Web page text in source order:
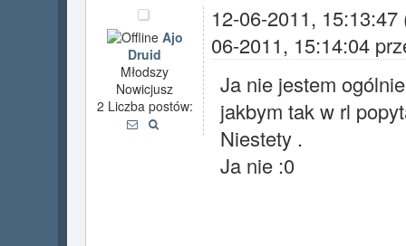
Ajo
Druid
Młodszy
Nowicjusz
2 Liczba postów:
12-06-2011, 15:13:47
06-2011, 15:14:04
Ja nie jestem
jakbym tak w rl
Niestety .
Ja nie :0